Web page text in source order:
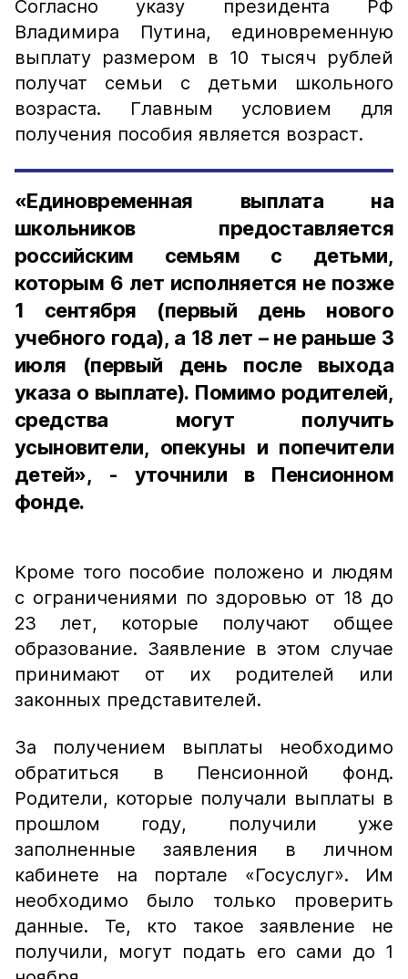
Согласно указу президента РФ
Владимира Путина, единовременную
выплату размером в 10 тысяч рублей
получат семьи с детьми школьного
возраста. Главным условием для
получения пособия является возраст.
«Единовременная выплата на
школьников предоставляется
российским семьям с детьми,
которым 6 лет исполняется не позже
1 сентября (первый день нового
учебного года), а 18 лет – не раньше 3
июля (первый день после выхода
указа о выплате). Помимо родителей,
средства могут получить
усыновители, опекуны и попечители
детей», - уточнили в Пенсионном
фонде.
Кроме того пособие положено и людям
с ограничениями по здоровью от 18 до
23 лет, которые получают общее
образование. Заявление в этом случае
принимают от их родителей или
законных представителей.
За получением выплаты необходимо
обратиться в Пенсионной фонд.
Родители, которые получали выплаты в
прошлом году, получили уже
заполненные заявления в личном
кабинете на портале «Госуслуг». Им
необходимо было только проверить
данные. Те, кто такое заявление не
получили, могут подать его сами до 1